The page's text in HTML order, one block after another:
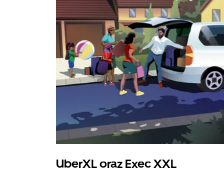
UberXL oraz Exec XXL